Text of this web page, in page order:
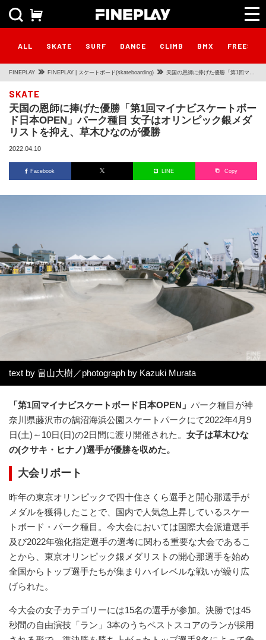
ALL SKATE SURF DANCE CLIMB BMX
FINEPLAY FINEPLAY | スケートボード(skateboarding) 天国の恩師に捧げた優勝「第1回マイ
ク種目 女子はオリンピック銀メダリ
ストを抑え、草木ひなのが優勝
SKATE
天国の恩師に捧げた優勝「第1回マイナビスケートボー
ド日本OPEN」パーク種目 女子はオリンピック銀メダ
リストを抑え、草木ひなのが優勝
2022.04.10
Facebook LINE Copy
text by 畠山大樹／photograph by Kazuki Murata
「第1回マイナビスケートボード日本OPEN」 パーク種目が神
奈川県藤沢市の鵠沼海浜公園スケートパークにて2022年4月9
日(土)～10日(日)の2日間に渡り開催された。 女子は草木ひな
の(クサキ・ヒナノ)選手が優勝を収めた。
大会リポート
昨年の東京オリンピックで四十住さくら選手と開心那選手が
メダルを獲得したことで、国内で人気急上昇しているスケー
トボード・パーク種目。今大会においては国際大会派遣選手
及び2022年強化指定選手の選考に関わる重要な大会であるこ
とから、東京オリンピック銀メダリストの開心那選手を始め
全国からトップ選手たちが集まりハイレベルな戦いが繰り広
げられた。
今大会の女子カテゴリーには15名の選手が参加。決勝では45
秒間の自由演技「ラン」3本のうちベストスコアのランが採用